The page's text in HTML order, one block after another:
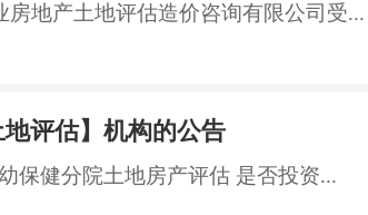
地产土地评估造价咨询有限公司受...
评估】机构的公告
保健分院土地房产评估 是否投资...